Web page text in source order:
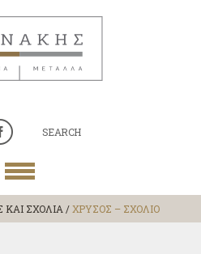
SEARCH
ΚΑΙ ΣΧΟΛΙΑ /ΧΡΥΣΟΣ – ΣΧΟΛΙΟ